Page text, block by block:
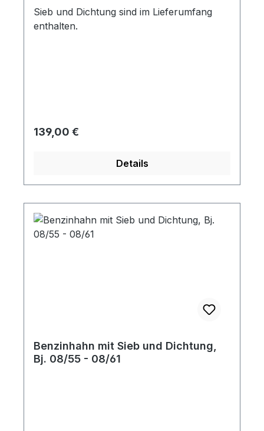
Sieb und Dichtung sind im Lieferumfang
enthalten.
Regulärer Preis:
139,00 €
Details
Benzinhahn mit Sieb und Dichtung,
Bj. 08/55 - 08/61